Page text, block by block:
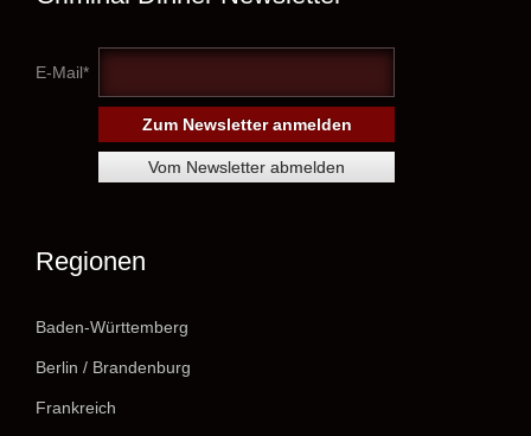
E-Mail*
Regionen
Baden-Württemberg
Berlin / Brandenburg
Frankreich